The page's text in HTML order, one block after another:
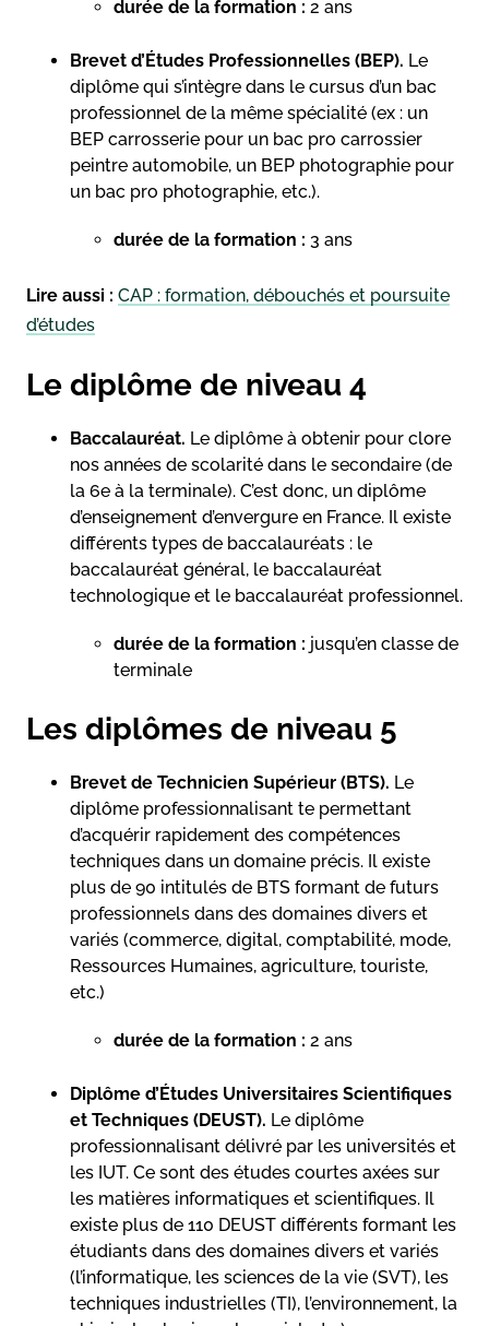
durée de la formation : 2 ans
Brevet d’Études Professionnelles (BEP). Le
diplôme qui s’intègre dans le cursus d’un bac
professionnel de la même spécialité (ex : un
BEP carrosserie pour un bac pro carrossier
peintre automobile, un BEP photographie pour
un bac pro photographie, etc.).
durée de la formation : 3 ans
Lire aussi : CAP : formation, débouchés et poursuite
d’études
Le diplôme de niveau 4
Baccalauréat. Le diplôme à obtenir pour clore
nos années de scolarité dans le secondaire (de
la 6e à la terminale). C’est donc, un diplôme
d’enseignement d’envergure en France. Il existe
différents types de baccalauréats : le
baccalauréat général, le baccalauréat
technologique et le baccalauréat professionnel.
durée de la formation : jusqu’en classe de
terminale
Les diplômes de niveau 5
Brevet de Technicien Supérieur (BTS). Le
diplôme professionnalisant te permettant
d’acquérir rapidement des compétences
techniques dans un domaine précis. Il existe
plus de 90 intitulés de BTS formant de futurs
professionnels dans des domaines divers et
variés (commerce, digital, comptabilité, mode,
Ressources Humaines, agriculture, touriste,
etc.)
durée de la formation : 2 ans
Diplôme d’Études Universitaires Scientifiques
et Techniques (DEUST). Le diplôme
professionnalisant délivré par les universités et
les IUT. Ce sont des études courtes axées sur
les matières informatiques et scientifiques. Il
existe plus de 110 DEUST différents formant les
étudiants dans des domaines divers et variés
(l’informatique, les sciences de la vie (SVT), les
techniques industrielles (TI), l’environnement, la